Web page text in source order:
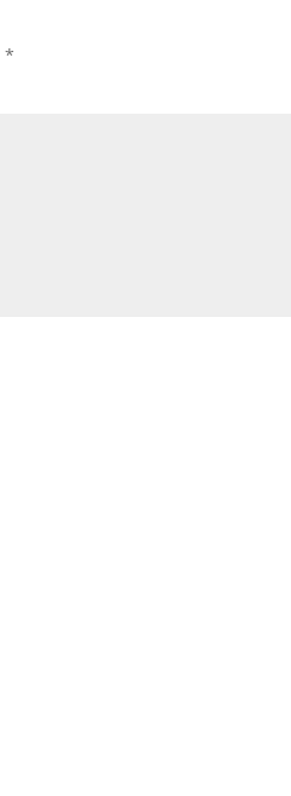
*